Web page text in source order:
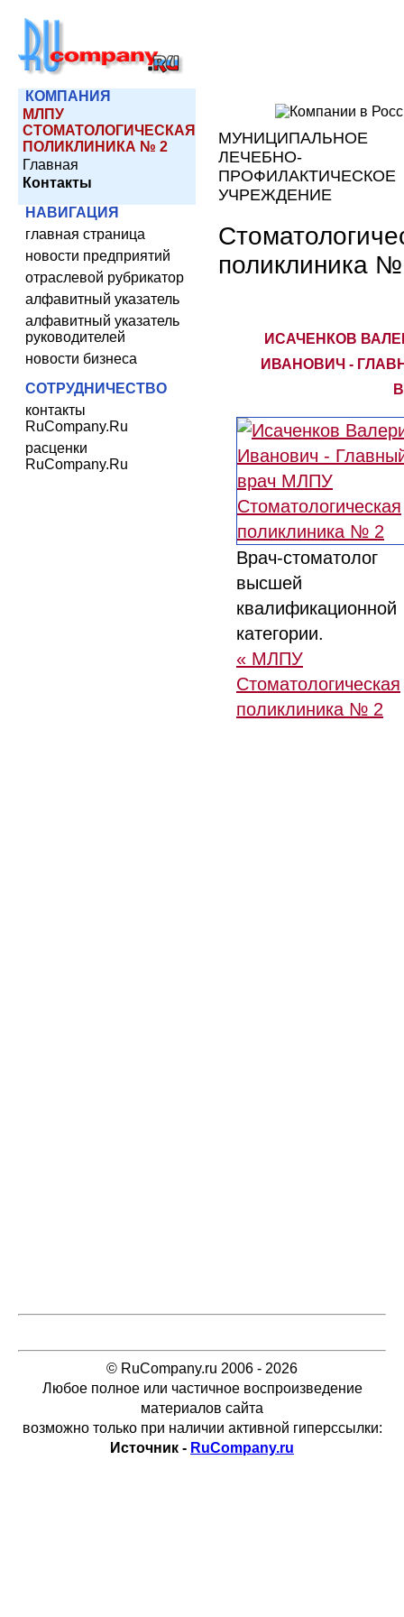
КОМПАНИЯ
МЛПУ
СТОМАТОЛОГИЧЕСКАЯ
ПОЛИКЛИНИКА № 2
Главная
Контакты
НАВИГАЦИЯ
главная страница
новости предприятий
отраслевой рубрикатор
алфавитный указатель
алфавитный указатель
руководителей
новости бизнеса
СОТРУДНИЧЕСТВО
контакты
RuCompany.Ru
расценки
RuCompany.Ru
МУНИЦИПАЛЬНОЕ
ЛЕЧЕБНО-
ПРОФИЛАКТИЧЕСКОЕ
УЧРЕЖДЕНИЕ
поликлиника
ИСАЧЕНКОВ
ИВАНОВИЧ -
Врач-стоматолог
высшей
квалификационной
категории.
« МЛПУ
Стоматологическая
поликлиника № 2
© RuCompany.ru 2006 - 2026
Любое полное или частичное воспроизведение
материалов сайта
возможно только при наличии активной гиперссылки:
Источник - RuCompany.ru